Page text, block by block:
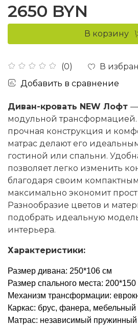
(0)
В
Добавить в сравнение
2650 BYN
В корзину
Диван-кровать NEW Лофт —
модульной
прочная конструкция и
матрас делают его
гостиной или спальни.
позволяет легко изменить
благодаря своим
максимально экономит
Разнообразие цветов и
подобрать идеальную
интерьера.
Характеристики:
Размер дивана: 250*106 см
Размер спального места: 200*150
Механизм трансформации:
Каркас: брус, фанера,
Матрас: независимый пружинный